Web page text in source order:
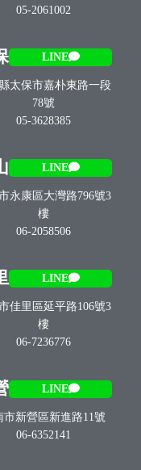
05-2061002
LINE
太保市嘉朴東路一段
78號
05-3628385
LINE
永康區大灣路796號3
樓
06-2058506
LINE
佳里區延平路106號3
樓
06-7236776
LINE
市新營區新進路11號
06-6352141